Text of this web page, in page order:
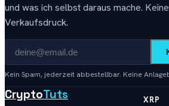
und was ich selbst daraus mache.
Verkaufsdruck.
Kein Spam, jederzeit abbestellbar. Keine
CryptoTuts XRP